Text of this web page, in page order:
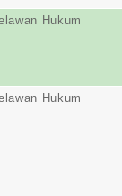
Hukum
Hukum